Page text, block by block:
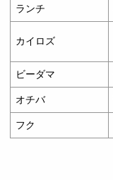
ランチ
カイロズ
ビーダマ
オチバ
フク